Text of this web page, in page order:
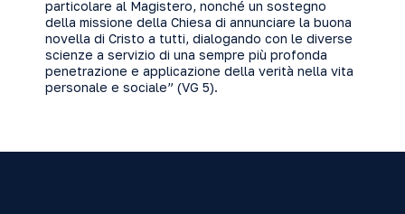
particolare al Magistero, nonché un sostegno
della missione della Chiesa di annunciare la buona
novella di Cristo a tutti, dialogando con le diverse
scienze a servizio di una sempre più profonda
penetrazione e applicazione della verità nella vita
personale e sociale” (VG 5).